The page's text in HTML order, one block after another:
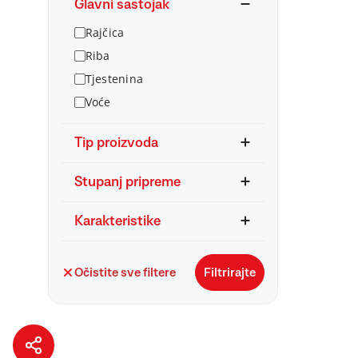
Glavni sastojak
Rajčica
Riba
Tjestenina
Voće
Tip proizvoda
Stupanj pripreme
Karakteristike
Očistite sve filtere Filtrirajte